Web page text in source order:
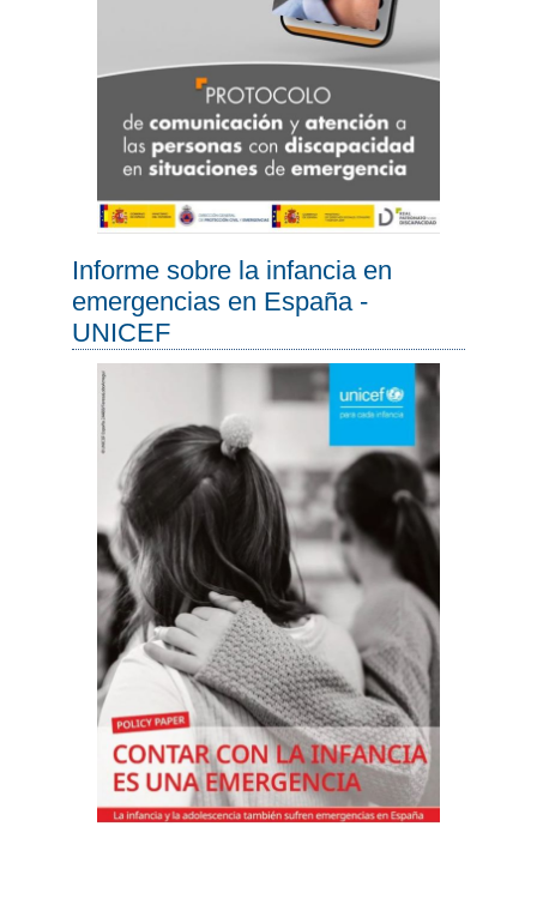
Informe sobre la infancia en
emergencias en España -
UNICEF